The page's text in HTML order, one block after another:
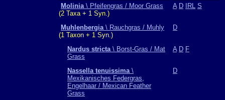
Molinia\ Pfeifengras / Moor Grass
(2 Taxa + 1 Syn.)
A D IRL S
Muhlenbergia\ Rauchgras / Muhly
(1 Taxon + 1 Syn.)
D
Nardus stricta\ Borst-Gras / Mat
Grass
A D F
Nassella tenuissima\
Mexikanisches Federgras,
Engelhaar / Mexican Feather
Grass
D